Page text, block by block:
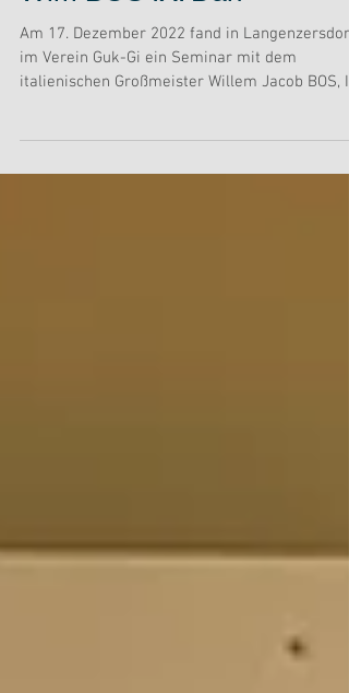
Seminar mit Grand Master
Wim BOS IX. Dan
italienischen Großmeister Willem Jacob BOS,
Dan...